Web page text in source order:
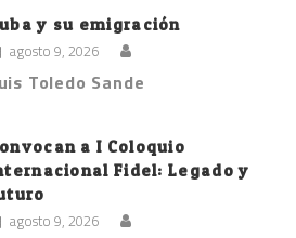
y su emigración
agosto 9, 2026
Toledo Sande
a I Coloquio
Fidel: Legado y
agosto 9, 2026